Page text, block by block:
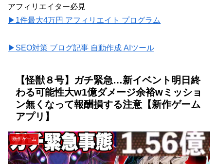
アフィリエイター必見
▶1件最大4万円 アフィリエイト プログラム
▶SEO対策 ブログ記事 自動作成 AIツール
【怪獣８号】ガチ緊急…新イベント明日終
わる可能性大w1億ダメージ余裕wミッショ
ン無くなって報酬損する注意【新作ゲーム
アプリ】
新作ゲーム